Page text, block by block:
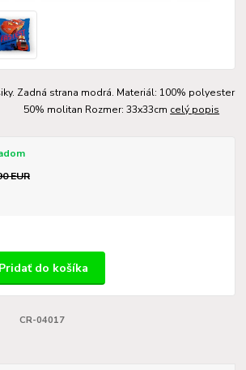
Zadná strana modrá. Materiál: 100% polyester
50% molitan Rozmer: 33x33cm celý popis
EUR
Pridať do košíka
CR-04017